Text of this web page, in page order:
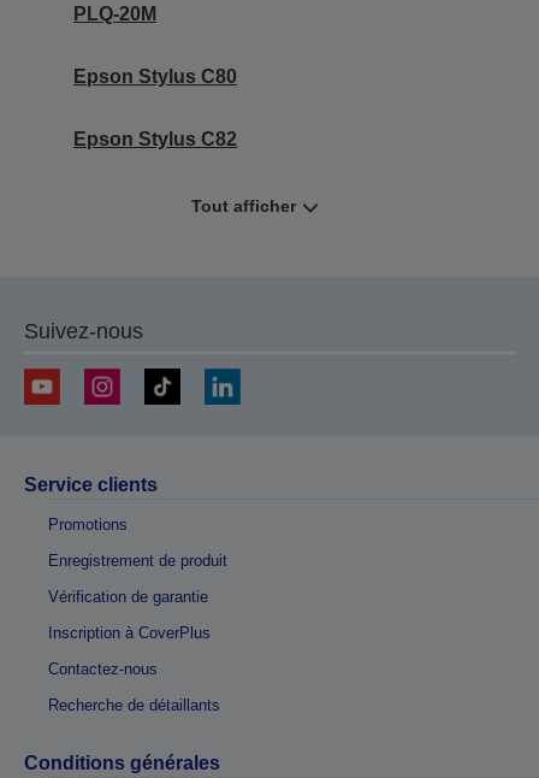
PLQ-20M
Epson Stylus C80
Epson Stylus C82
Tout afficher
Suivez-nous
Service clients
Promotions
Enregistrement de produit
Vérification de garantie
Inscription à CoverPlus
Contactez-nous
Recherche de détaillants
Conditions générales